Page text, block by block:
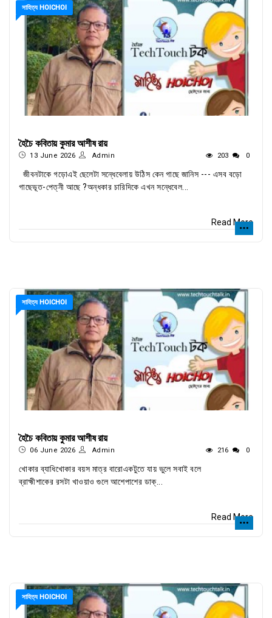
সাহিত্য HOICHOI
হৈচৈ কবিতায় কুমার আশীষ রায়
13 June 2026 Admin 203 0
জীবনটাকে গড়োএই ছেলেটা সন্ধেবেলায় উঠিস কেন গাছে জানিস --- এসব বড়ো
গাছেভূত-পেত্নী আছে ?অন্ধকার চারিদিকে এখন সন্ধেবেল...
Read More
সাহিত্য HOICHOI
হৈচৈ কবিতায় কুমার আশীষ রায়
06 June 2026 Admin 216 0
খোকার ব্যাধিখোকার বয়স মাত্র বারোএকটুতে যায় ভুলে সবাই বলে
ব্রাহ্মীশাকের রসটা খাওয়াও গুলে আশেপাশের ডাক্...
Read More
সাহিত্য HOICHOI